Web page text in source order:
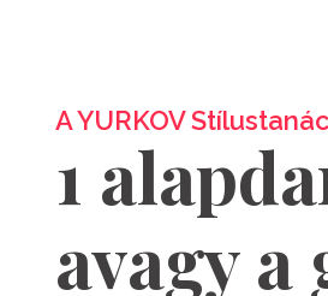
A YURKOV
1
avagy